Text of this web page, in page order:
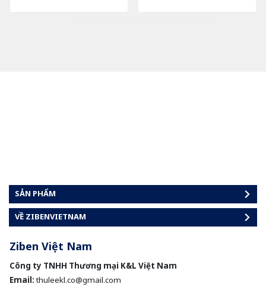
SẢN PHẨM
VỀ ZIBENVIETNAM
Ziben Việt Nam
Công ty TNHH Thương mại K&L Việt Nam
Email:thuleekl.co@gmail.com